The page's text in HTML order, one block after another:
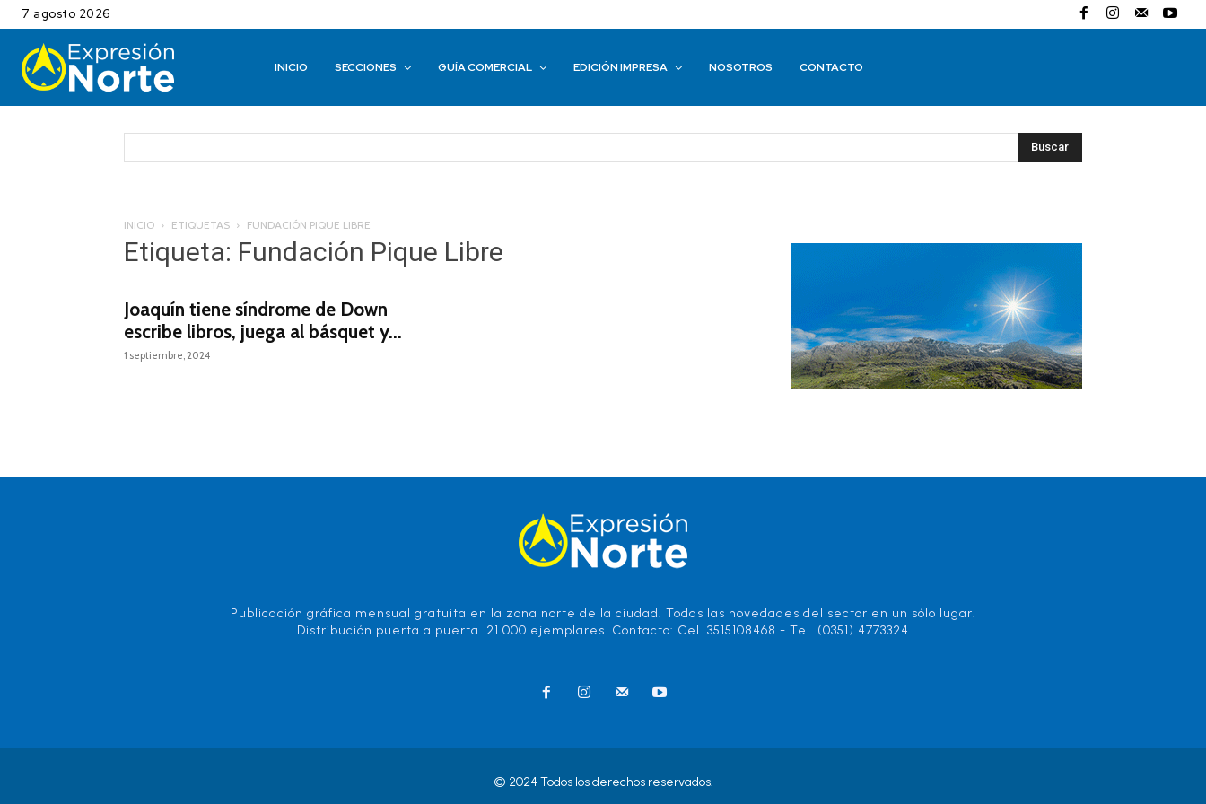
7 agosto 2026
INICIO SECCIONES GUÍA COMERCIAL EDICIÓN IMPRESA NOSOTROS CONTACTO
Buscar
INICIO ETIQUETAS FUNDACIÓN PIQUE LIBRE
Etiqueta: Fundación Pique Libre
Joaquín tiene síndrome de Down
escribe libros, juega al básquet y...
1 septiembre, 2024
Publicación gráfica mensual gratuita en la zona norte de la ciudad. Todas las novedades del sector en un sólo lugar.
Distribución puerta a puerta. 21.000 ejemplares. Contacto: Cel. 3515108468 - Tel. (0351) 4773324
© 2024 Todos los derechos reservados.